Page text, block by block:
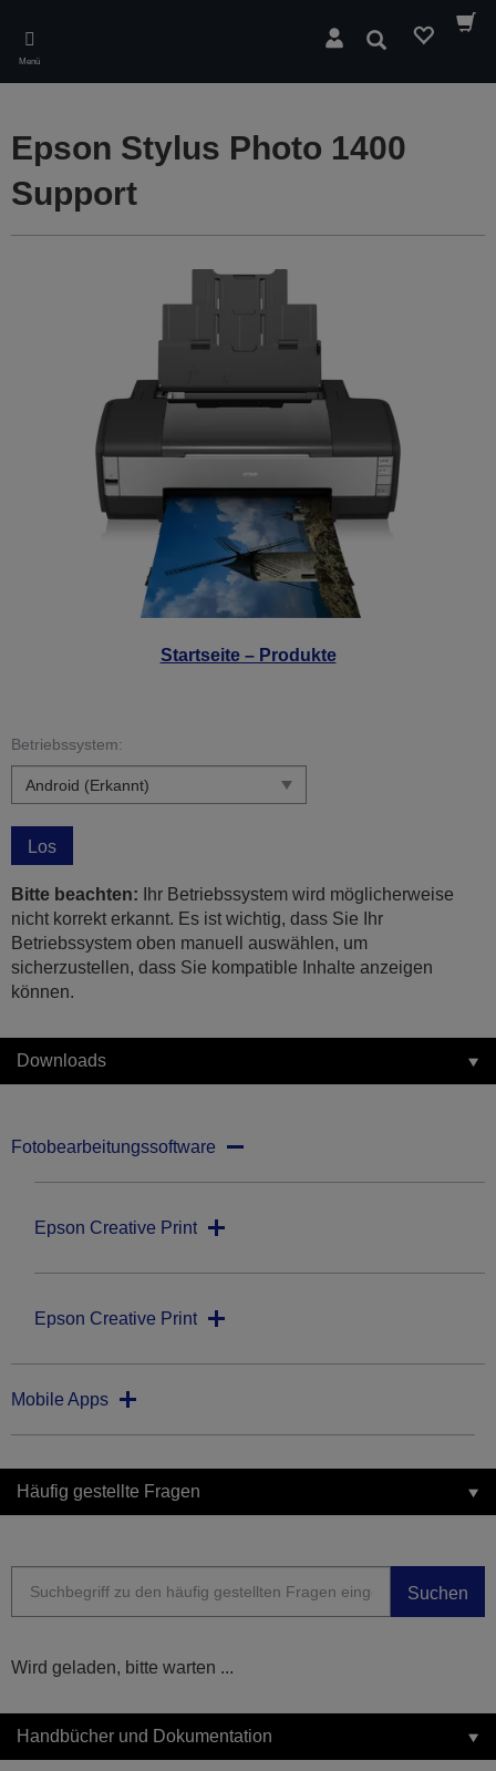
main
content
Menü
Suchen
Startseite – Produkte
Epson Stylus Photo 1400
Support
Betriebssystem:
Los
Bitte beachten: Ihr Betriebssystem wird möglicherweise
nicht korrekt erkannt. Es ist wichtig, dass Sie Ihr
Betriebssystem oben manuell auswählen, um
sicherzustellen, dass Sie kompatible Inhalte anzeigen
können.
Downloads
Fotobearbeitungssoftware
Epson Creative Print
Epson Creative Print
Mobile Apps
Häufig gestellte Fragen
Suchen
Wird geladen, bitte warten ...
Handbücher und Dokumentation